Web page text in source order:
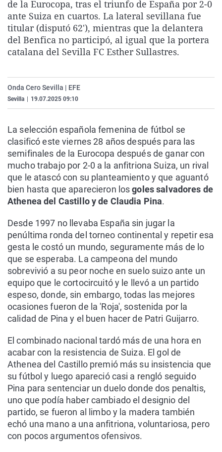
La rosa de los vientos
Gente viajera
Como el perro y el
Caso
Retornados
Equipo de
Extremadura
Galicia
La Rioja
País Vasco
Virales
Televisión
Elecciones
de la Eurocopa, tras el triunfo de España por 2-0
ante Suiza en cuartos. La lateral sevillana fue
titular (disputó 62'), mientras que la delantera
del Benfica no participó, al igual que la portera
catalana del Sevilla FC Esther Sullastres.
Onda Cero Sevilla | EFE
Sevilla 19.07.2025 09:10
La selección española femenina de fútbol se
clasificó este viernes 28 años después para las
semifinales de la Eurocopa después de ganar con
mucho trabajo por 2-0 a la anfitriona Suiza, un rival
que le atascó con su planteamiento y que aguantó
bien hasta que aparecieron losgoles salvadores de
Athenea del Castillo y de Claudia Pina.
Desde 1997 no llevaba España sin jugar la
penúltima ronda del torneo continental y repetir esa
gesta le costó un mundo, seguramente más de lo
que se esperaba. La campeona del mundo
sobrevivió a su peor noche en suelo suizo ante un
equipo que le cortocircuitó y le llevó a un partido
espeso, donde, sin embargo, todas las mejores
ocasiones fueron de la 'Roja', sostenida por la
calidad de Pina y el buen hacer de Patri Guijarro.
El combinado nacional tardó más de una hora en
acabar con la resistencia de Suiza. El gol de
Athenea del Castillo premió más su insistencia que
su fútbol y luego apareció casi a rengló seguido
Pina para sentenciar un duelo donde dos penaltis,
uno que podía haber cambiado el designio del
partido, se fueron al limbo y la madera también
echó una mano a una anfitriona, voluntariosa, pero
con pocos argumentos ofensivos.